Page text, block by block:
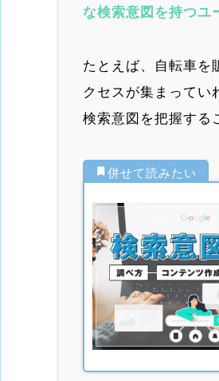
な検索意図を持つユ
たとえば、自転車を
クセスが集まってい
検索意図を把握する